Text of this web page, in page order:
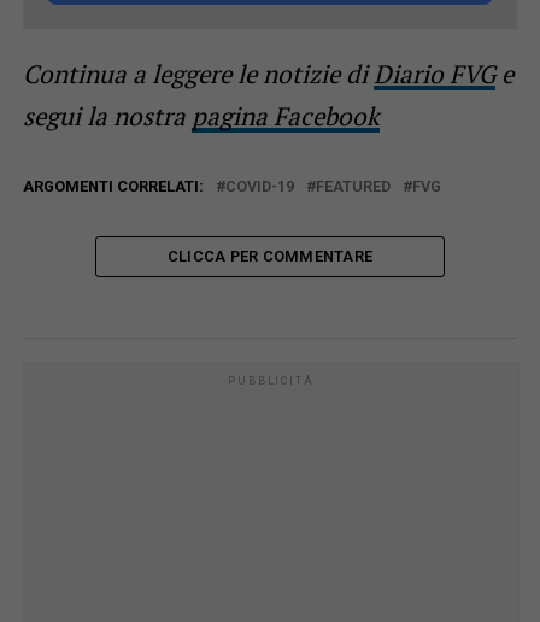
Continua a leggere le notizie diDiario FVGe
segui la nostra pagina Facebook
ARGOMENTI CORRELATI: COVID-19 FEATURED FVG
CLICCA PER COMMENTARE
PUBBLICITÀ